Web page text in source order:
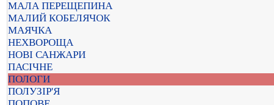
МАЛА ПЕРЕЩЕПИНА
МАЛИЙ КОБЕЛЯЧОК
МАЯЧКА
НЕХВОРОЩА
НОВІ САНЖАРИ
ПАСІЧНЕ
ПОЛОГИ
ПОЛУЗІР'Я